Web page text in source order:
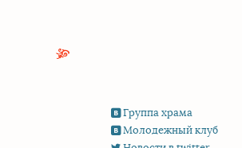
Группа храма
Молодежный клуб